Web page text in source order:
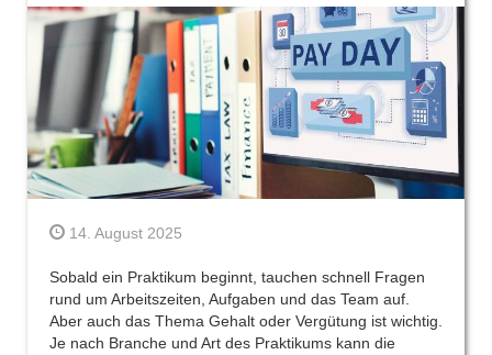
14. August 2025
Sobald ein Praktikum beginnt, tauchen schnell Fragen
rund um Arbeitszeiten, Aufgaben und das Team auf.
Aber auch das Thema Gehalt oder Vergütung ist wichtig.
Je nach Branche und Art des Praktikums kann die